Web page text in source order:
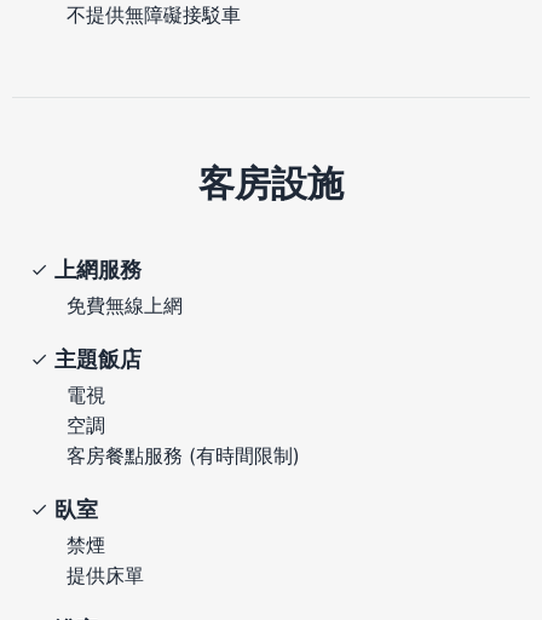
不提供無障礙接駁車
客房設施
上網服務
免費無線上網
主題飯店
電視
空調
客房餐點服務 (有時間限制)
臥室
禁煙
提供床單